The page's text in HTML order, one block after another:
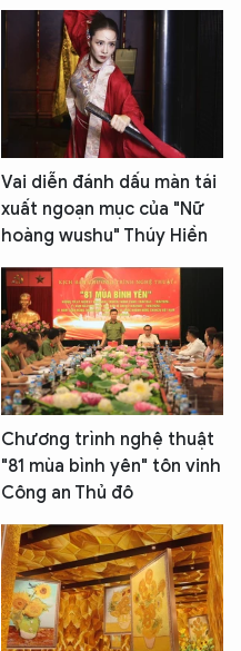
Vai diễn đánh dấu màn tái
xuất ngoạn mục của "Nữ
hoàng wushu" Thúy Hiền
Chương trình nghệ thuật
"81 mùa bình yên" tôn vinh
Công an Thủ đô